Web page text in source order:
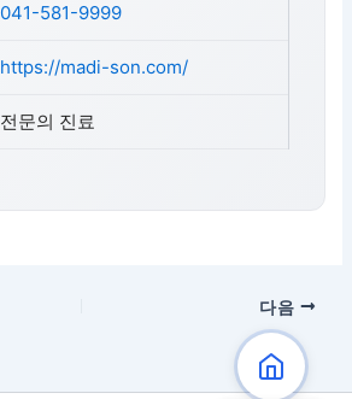
041-581-9999
https://madi-son.com/
전문의 진료
다음